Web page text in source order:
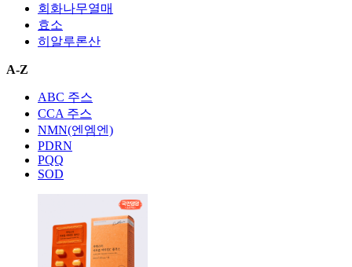
회화나무열매
효소
히알루론산
A-Z
ABC 주스
CCA 주스
NMN(엔엠엔)
PDRN
PQQ
SOD